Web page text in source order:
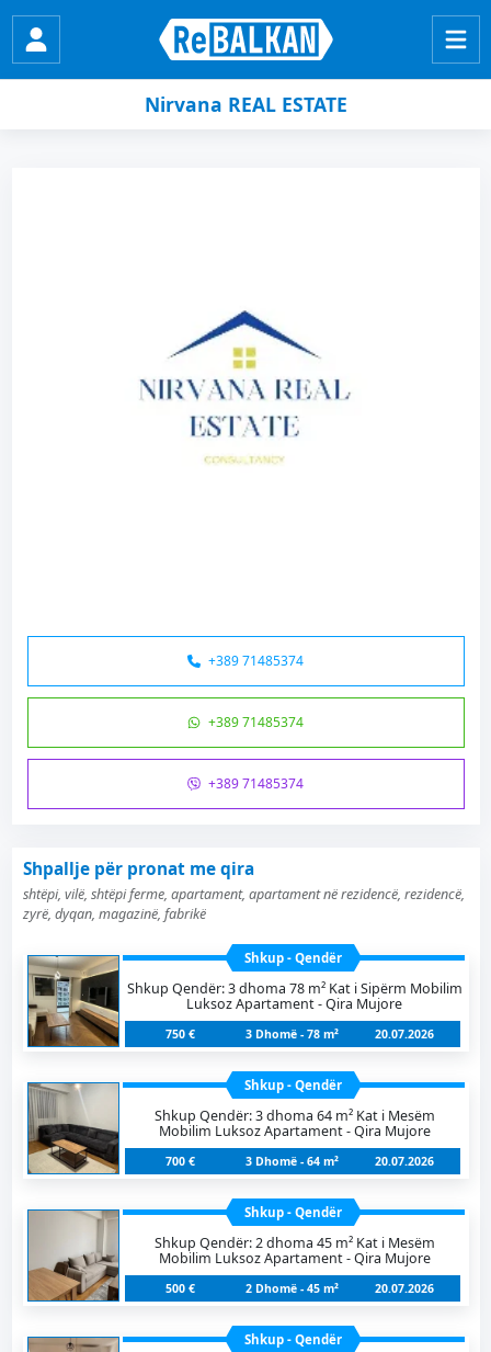
Nirvana REAL ESTATE
+389 71485374
+389 71485374
+389 71485374
Shpallje për pronat me qira
shtëpi, vilë, shtëpi ferme, apartament, apartament në rezidencë, rezidencë,
zyrë, dyqan, magazinë, fabrikë
Shkup - Qendër
Shkup Qendër: 3 dhoma 78 m² Kat i Sipërm Mobilim
Luksoz Apartament - Qira Mujore
750 € 3 Dhomë - 78 m² 20.07.2026
Shkup - Qendër
Shkup Qendër: 3 dhoma 64 m² Kat i Mesëm
Mobilim Luksoz Apartament - Qira Mujore
700 € 3 Dhomë - 64 m² 20.07.2026
Shkup - Qendër
Shkup Qendër: 2 dhoma 45 m² Kat i Mesëm
Mobilim Luksoz Apartament - Qira Mujore
500 € 2 Dhomë - 45 m² 20.07.2026
Shkup - Qendër